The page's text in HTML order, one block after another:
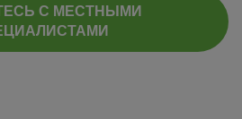
С МЕСТНЫМИ